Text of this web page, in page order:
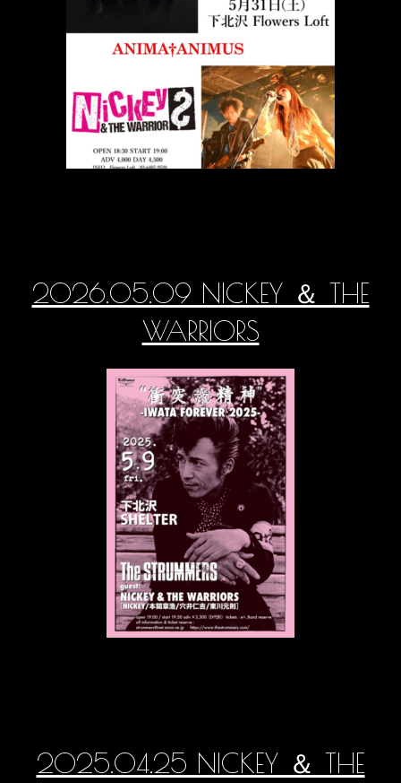
2026.05.09 NICKEY ＆ THE
WARRIORS
2025.04.25 NICKEY ＆ THE